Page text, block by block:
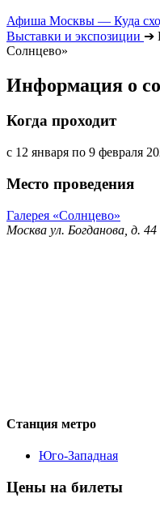
Афиша Москвы — Куда
Выставки и экспозиции ➔
Солнцево»
Информация о
Когда проходит
с 12 января по 9 февраля
Место проведения
Галерея «Солнцево»
Москва ул. Богданова, д. 44
Станция метро
Юго-Западная
Цены на билеты